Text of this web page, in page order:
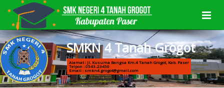
SMKN 4 Tanah Grogot
Alamat : Jl. Kusuma Bangsa Km.4 Tanah Grogot, Kab. Paser
Telpon : 0543-23450
Email : smkn4.grogot@gmail.com